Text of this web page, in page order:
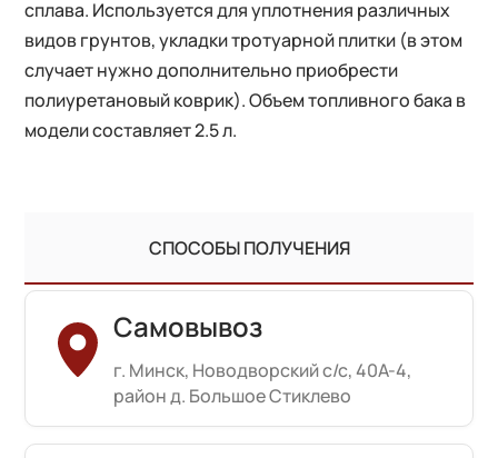
сплава. Используется для уплотнения различных
видов грунтов, укладки тротуарной плитки (в этом
случает нужно дополнительно приобрести
полиуретановый коврик). Объем топливного бака в
модели составляет 2.5 л.
СПОСОБЫ ПОЛУЧЕНИЯ
Самовывоз
г. Минск, Новодворский с/с, 40А-4,
район д. Большое Стиклево